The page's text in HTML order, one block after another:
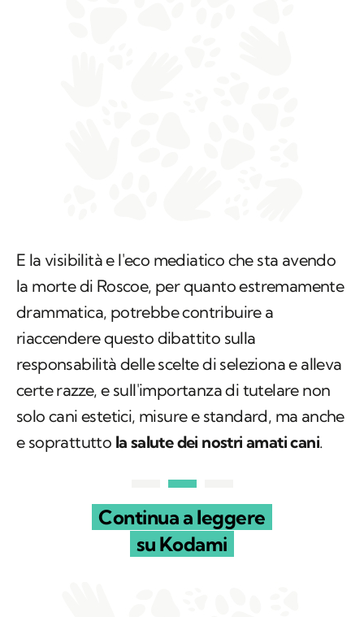
E la visibilità e l'eco mediatico che sta avendo
la morte di Roscoe, per quanto estremamente
drammatica, potrebbe contribuire a
riaccendere questo dibattito sulla
responsabilità delle scelte di seleziona e alleva
certe razze, e sull'importanza di tutelare non
solo cani estetici, misure e standard, ma anche
e soprattutto la salute dei nostri amati cani.
Continua a leggere
su Kodami